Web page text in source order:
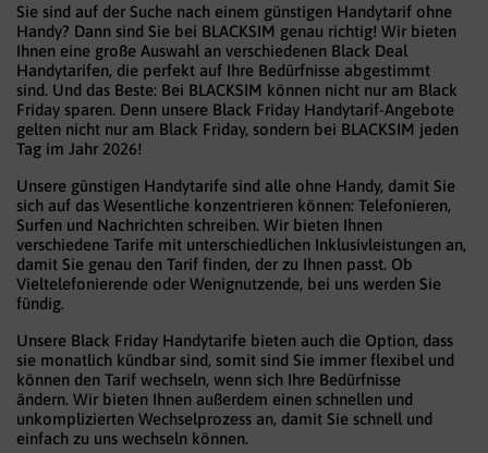
Sie sind auf der Suche nach einem günstigen Handytarif ohne
Handy? Dann sind Sie bei BLACKSIM genau richtig! Wir bieten
Ihnen eine große Auswahl an verschiedenen Black Deal
Handytarifen, die perfekt auf Ihre Bedürfnisse abgestimmt
sind. Und das Beste: Bei BLACKSIM können nicht nur am Black
Friday sparen. Denn unsere Black Friday Handytarif-Angebote
gelten nicht nur am Black Friday, sondern bei BLACKSIM jeden
Tag im Jahr 2026!
Unsere günstigen Handytarife sind alle ohne Handy, damit Sie
sich auf das Wesentliche konzentrieren können: Telefonieren,
Surfen und Nachrichten schreiben. Wir bieten Ihnen
verschiedene Tarife mit unterschiedlichen Inklusivleistungen an,
damit Sie genau den Tarif finden, der zu Ihnen passt. Ob
Vieltelefonierende oder Wenignutzende, bei uns werden Sie
fündig.
Unsere Black Friday Handytarife bieten auch die Option, dass
sie monatlich kündbar sind, somit sind Sie immer flexibel und
können den Tarif wechseln, wenn sich Ihre Bedürfnisse
ändern. Wir bieten Ihnen außerdem einen schnellen und
unkomplizierten Wechselprozess an, damit Sie schnell und
einfach zu uns wechseln können.